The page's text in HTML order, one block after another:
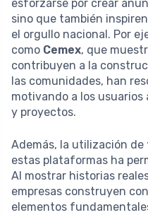
esforzarse por crear
sino que también
el orgullo nacional. Por
como Cemex, que
contribuyen a la
las comunidades, han
motivando a los
y proyectos.
Además, la utilización de
estas plataformas ha
Al mostrar historias
empresas construyen
elementos